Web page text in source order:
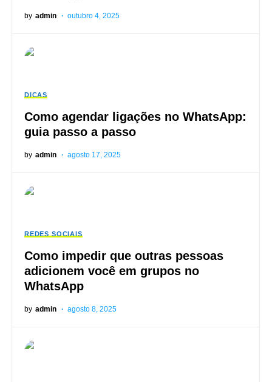
by admin outubro 4, 2025
DICAS
Como agendar ligações no WhatsApp:
guia passo a passo
by admin agosto 17, 2025
REDES SOCIAIS
Como impedir que outras pessoas
adicionem você em grupos no
WhatsApp
by admin agosto 8, 2025